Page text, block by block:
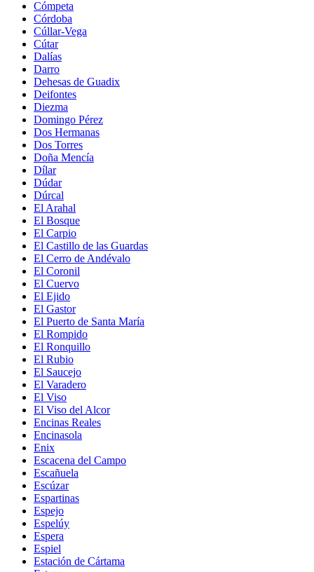
Cómpeta
Córdoba
Cúllar-Vega
Cútar
Dalías
Darro
Dehesas de Guadix
Deifontes
Diezma
Domingo Pérez
Dos Hermanas
Dos Torres
Doña Mencía
Dílar
Dúdar
Dúrcal
El Arahal
El Bosque
El Carpio
El Castillo de las Guardas
El Cerro de Andévalo
El Coronil
El Cuervo
El Ejido
El Gastor
El Puerto de Santa María
El Rompido
El Ronquillo
El Rubio
El Saucejo
El Varadero
El Viso
El Viso del Alcor
Encinas Reales
Encinasola
Enix
Escacena del Campo
Escañuela
Escúzar
Espartinas
Espejo
Espelúy
Espera
Espiel
Estación de Cártama